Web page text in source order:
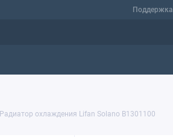
Поддержка
Радиатор охлаждения Lifan Solano B1301100